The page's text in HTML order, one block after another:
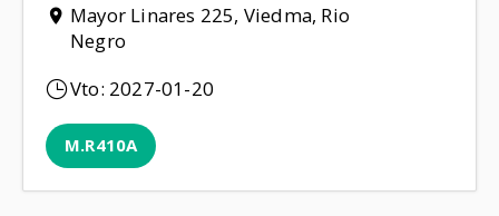
Mayor Linares 225, Viedma, Rio
Negro
Vto: 2027-01-20
M.R410A